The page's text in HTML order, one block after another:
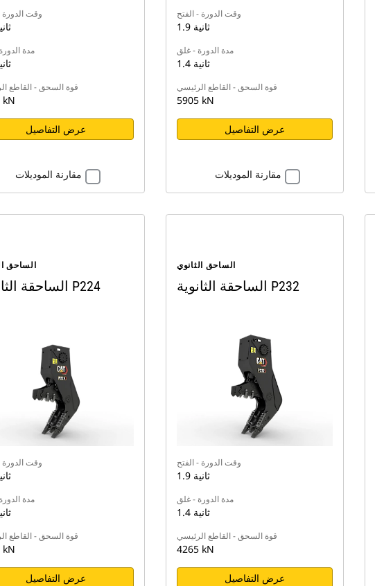
وقت الدورة
2.1
مدة
1.6
قوة السحق - القاطع
kN
عرض التفاصيل
مقارنة الموديلات
وقت الدورة - الفتح
1.9 ثانية
مدة الدورة - غلق
1.4 ثانية
قوة السحق - القاطع الرئيسي
5905 kN
عرض التفاصيل
مقارنة الموديلات
الساحق
الساحقة الثانوية P224
وقت الدورة
1.9
مدة
1.3
قوة السحق - القاطع
kN
عرض التفاصيل
الساحق الثانوي
الساحقة الثانوية P232
وقت الدورة - الفتح
1.9 ثانية
مدة الدورة - غلق
1.4 ثانية
قوة السحق - القاطع الرئيسي
4265 kN
عرض التفاصيل